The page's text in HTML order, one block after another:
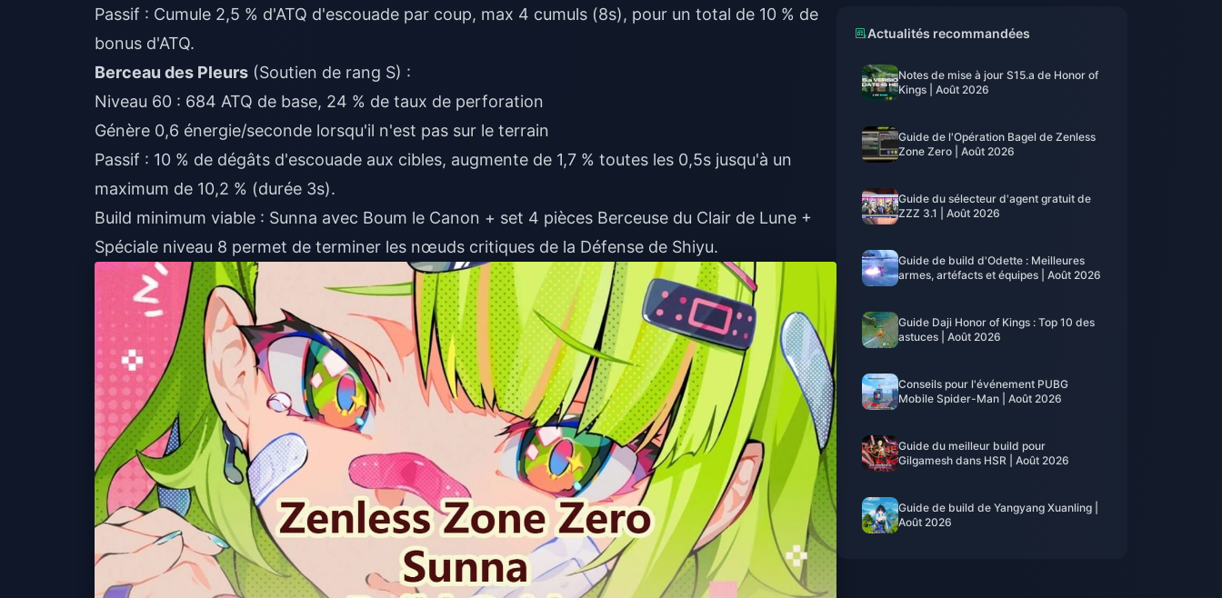
Passif : Cumule 2,5 % d'ATQ d'escouade par coup, max 4 cumuls (8s), pour un total de 10 % de
bonus d'ATQ.
Berceau des Pleurs (Soutien de rang S) :
Niveau 60 : 684 ATQ de base, 24 % de taux de perforation
Génère 0,6 énergie/seconde lorsqu'il n'est pas sur le terrain
Passif : 10 % de dégâts d'escouade aux cibles, augmente de 1,7 % toutes les 0,5s jusqu'à un
maximum de 10,2 % (durée 3s).
Build minimum viable : Sunna avec Boum le Canon + set 4 pièces Berceuse du Clair de Lune +
Spéciale niveau 8 permet de terminer les nœuds critiques de la Défense de Shiyu.
Actualités recommandées
Notes de mise à jour S15.a de Honor of
Kings | Août 2026
Guide de l'Opération Bagel de Zenless
Zone Zero | Août 2026
Guide du sélecteur d'agent gratuit de
ZZZ 3.1 | Août 2026
Guide de build d'Odette : Meilleures
armes, artéfacts et équipes | Août 2026
Guide Daji Honor of Kings : Top 10 des
astuces | Août 2026
Conseils pour l'événement PUBG
Mobile Spider-Man | Août 2026
Guide du meilleur build pour
Gilgamesh dans HSR | Août 2026
Guide de build de Yangyang Xuanling |
Août 2026